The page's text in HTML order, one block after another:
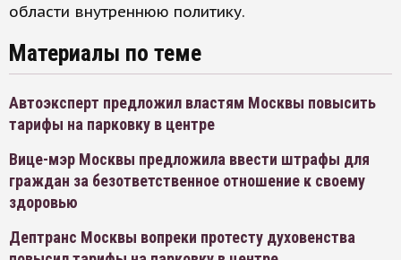
области внутреннюю политику.
Материалы по теме
Автоэксперт предложил властям Москвы повысить
тарифы на парковку в центре
Вице-мэр Москвы предложила ввести штрафы для
граждан за безответственное отношение к своему
здоровью
Дептранс Москвы вопреки протесту духовенства